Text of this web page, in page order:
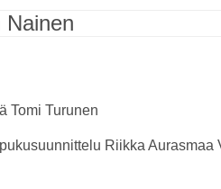
Nainen
Tomi Turunen
Riikka Aurasmaa